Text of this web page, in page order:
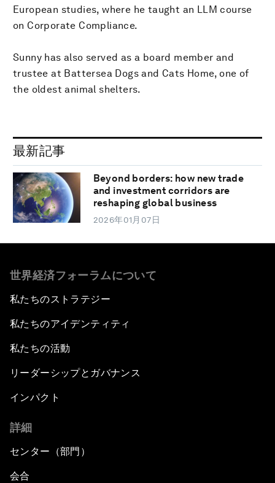
European studies, where he taught an LLM course
on Corporate Compliance.
Sunny has also served as a board member and
trustee at Battersea Dogs and Cats Home, one of
the oldest animal shelters.
最新記事
Beyond borders: how new trade
and investment corridors are
reshaping global business
2026年01月07日
世界経済フォーラムについて
私たちのストラテジー
私たちのアイデンティティ
私たちの活動
リーダーシップとガバナンス
インパクト
詳細
センター（部門）
会合